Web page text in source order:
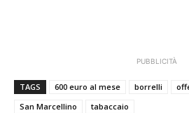
PUBBLICITÀ
TAGS 600 euro al mese borrelli
San Marcellino
tabaccaio